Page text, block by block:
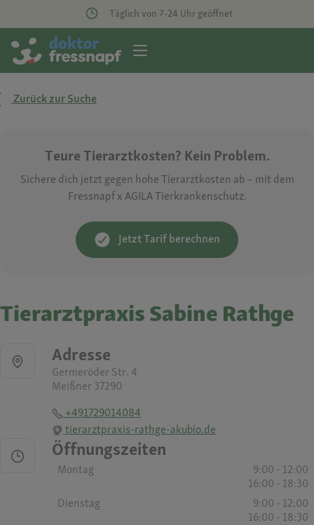
Täglich von 7-24 Uhr geöffnet
Zurück zur Suche
Teure Tierarztkosten? Kein Problem.
Sichere dich jetzt gegen hohe Tierarztkosten ab – mit dem
Fressnapf x AGILA Tierkrankenschutz.
Jetzt Tarif berechnen
Tierarztpraxis Sabine Rathge
Adresse
Germeröder Str. 4
Meißner 37290
+491729014084
tierarztpraxis-rathge-akubio.de
Öffnungszeiten
Montag
9:00 - 12:00
16:00 - 18:30
Dienstag
9:00 - 12:00
16:00 - 18:30